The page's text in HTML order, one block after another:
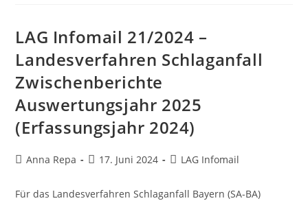
LAG Infomail 21/2024 –
Landesverfahren Schlaganfall
Zwischenberichte
Auswertungsjahr 2025
(Erfassungsjahr 2024)
Anna Repa 17. Juni 2024 LAG Infomail
Für das Landesverfahren Schlaganfall Bayern (SA-BA)